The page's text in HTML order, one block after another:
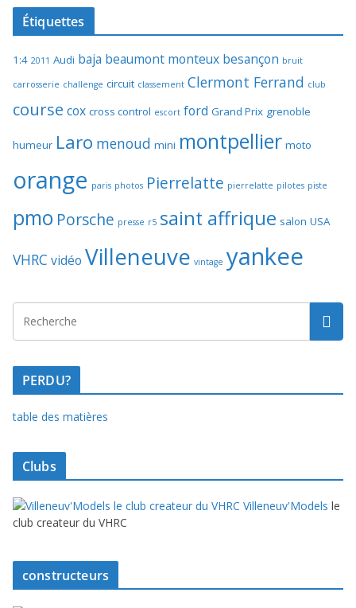
Étiquettes
1:4 2011 Audi baja beaumont monteux besançon bruit
carrosserie challenge circuit classement Clermont Ferrand club
course cox cross control escort ford Grand Prix grenoble
humeur Laro menoud mini montpellier moto
orange paris photos Pierrelatte pierrelatte pilotes piste
pmo Porsche presse r5 saint affrique salon USA
VHRC vidéo Villeneuve vintage yankee
PERDU?
table des matières
Clubs
Villeneuv'Models le
club createur du VHRC
constructeurs